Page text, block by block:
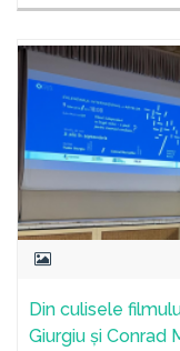
Din culisele
Giurgiu și Conrad